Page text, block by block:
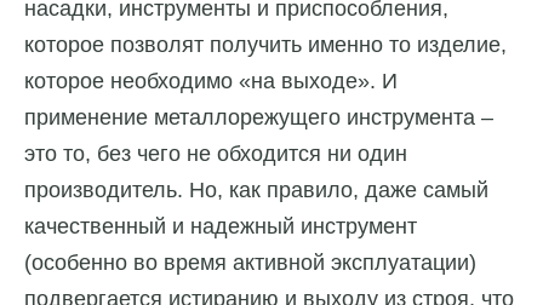
насадки, инструменты и приспособления,
которое позволят получить именно то изделие,
которое необходимо «на выходе». И
применение металлорежущего инструмента –
это то, без чего не обходится ни один
производитель. Но, как правило, даже самый
качественный и надежный инструмент
(особенно во время активной эксплуатации)
подвергается истиранию и выходу из строя, что